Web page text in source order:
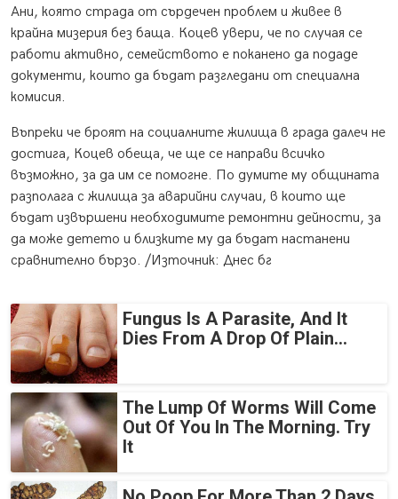
Ани, която страда от сърдечен проблем и живее в
крайна мизерия без баща. Коцев увери, че по случая се
работи активно, семейството е поканено да подаде
документи, които да бъдат разгледани от специална
комисия.
Въпреки че броят на социалните жилища в града далеч не
достига, Коцев обеща, че ще се направи всичко
възможно, за да им се помогне. По думите му общината
разполага с жилища за аварийни случаи, в които ще
бъдат извършени необходимите ремонтни дейности, за
да може детето и близките му да бъдат настанени
сравнително бързо. /Източник: Днес бг
Fungus Is A Parasite, And It
Dies From A Drop Of Plain...
The Lump Of Worms Will Come
Out Of You In The Morning. Try
It